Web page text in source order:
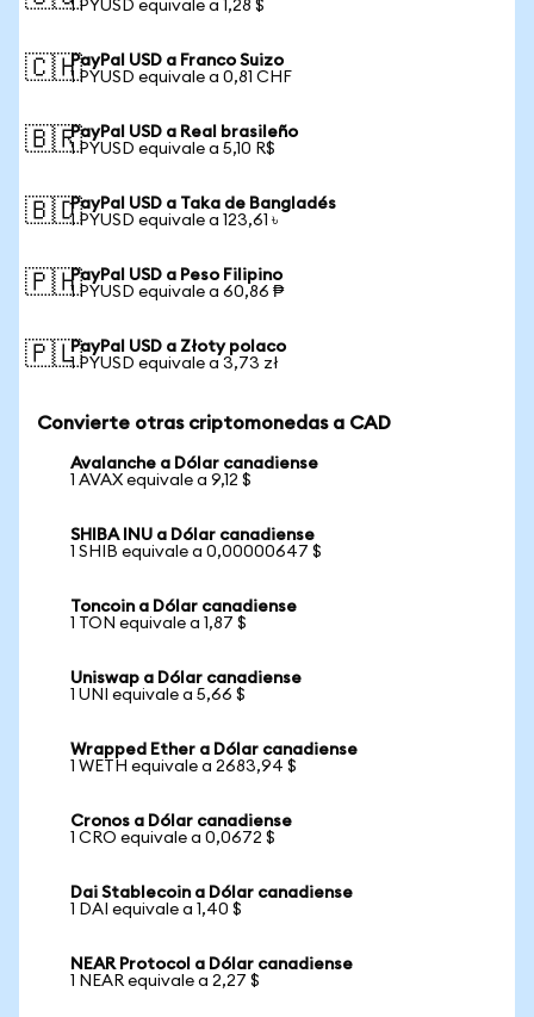
1 PYUSD equivale a 1,28 $
🇨🇭PayPal USD a Franco Suizo
1 PYUSD equivale a 0,81 CHF
🇧🇷PayPal USD a Real brasileño
1 PYUSD equivale a 5,10 R$
🇧🇩PayPal USD a Taka de Bangladés
1 PYUSD equivale a 123,61 ৳
🇵🇭PayPal USD a Peso Filipino
1 PYUSD equivale a 60,86 ₱
🇵🇱PayPal USD a Złoty polaco
1 PYUSD equivale a 3,73 zł
Convierte otras criptomonedas a CAD
Avalanche a Dólar canadiense
1 AVAX equivale a 9,12 $
SHIBA INU a Dólar canadiense
1 SHIB equivale a 0,00000647 $
Toncoin a Dólar canadiense
1 TON equivale a 1,87 $
Uniswap a Dólar canadiense
1 UNI equivale a 5,66 $
Wrapped Ether a Dólar canadiense
1 WETH equivale a 2683,94 $
Cronos a Dólar canadiense
1 CRO equivale a 0,0672 $
Dai Stablecoin a Dólar canadiense
1 DAI equivale a 1,40 $
NEAR Protocol a Dólar canadiense
1 NEAR equivale a 2,27 $